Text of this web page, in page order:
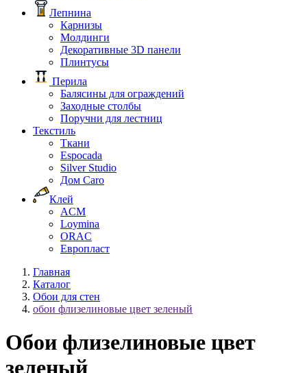
Лепнина
Карнизы
Молдинги
Декоративные 3D панели
Плинтусы
Перила
Балясины для ограждений
Заходные столбы
Поручни для лестниц
Текстиль
Ткани
Espocada
Silver Studio
Дом Caro
Клей
ACM
Loymina
ORAC
Европласт
Главная
Каталог
Обои для стен
обои флизелиновые цвет зеленый
Обои флизелиновые цвет
зеленый